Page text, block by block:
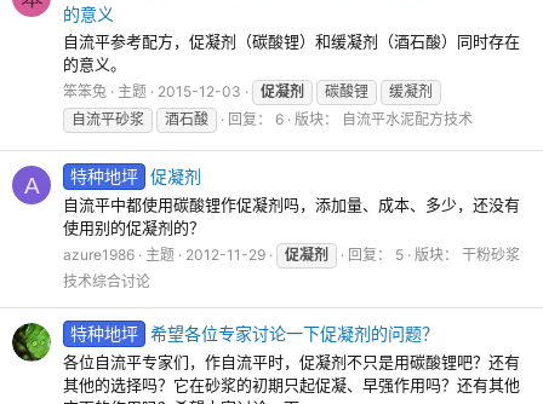
的意义
自流平参考配方，促凝剂（碳酸锂）和缓凝剂（酒石酸）同时存在
的意义。
笨笨兔 主题 2015-12-03 促凝剂 碳酸锂
缓凝剂
自流平砂浆
酒石酸 回复： 6 版块： 自流平水泥配方技术
A 特种地坪 促凝剂
自流平中都使用碳酸锂作促凝剂吗，添加量、成本、多少，还没有
使用别的促凝剂的？
azure1986 主题 2012-11-29 促凝剂 回复： 5 版块： 干粉砂浆
技术综合讨论
特种地坪 希望各位专家讨论一下促凝剂的问题？
各位自流平专家们，作自流平时，促凝剂不只是用碳酸锂吧？还有
其他的选择吗？它在砂浆的初期只起促凝、早强作用吗？还有其他